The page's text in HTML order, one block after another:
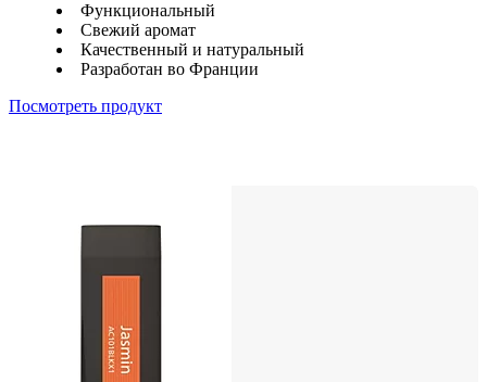
Функциональный
Свежий аромат
Качественный и натуральный
Разработан во Франции
Посмотреть продукт